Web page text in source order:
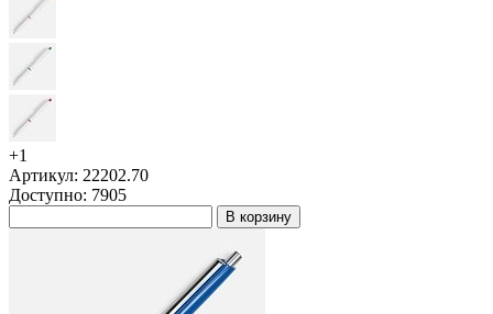
+1
Артикул: 22202.70
Доступно: 7905
В корзину